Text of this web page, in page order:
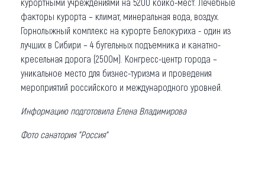
факторы курорта – климат, минеральная вода, воздух.
Горнолыжный комплекс на курорте Белокуриха - один из
лучших в Сибири – 4 бугельных подъемника и канатно-
кресельная дорога (2500м). Конгресс-центр города –
уникальное место для бизнес-туризма и проведения
мероприятий российского и международного уровней.
Информацию подготовила Елена Владимирова
Фото санатория "Россия"